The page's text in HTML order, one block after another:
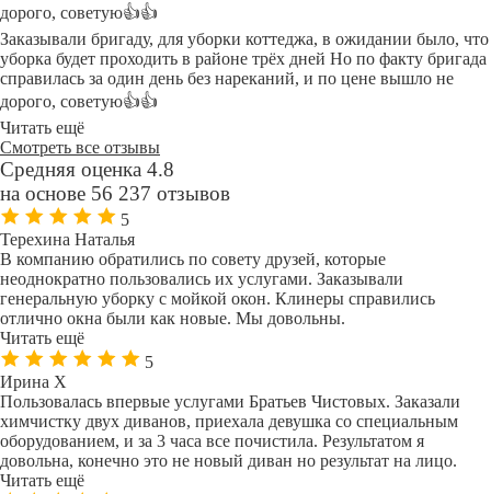
дорого, советую👍👍
Заказывали бригаду, для уборки коттеджа, в ожидании было, что
уборка будет проходить в районе трёх дней Но по факту бригада
справилась за один день без нареканий, и по цене вышло не
дорого, советую👍👍
Читать ещё
Смотреть все отзывы
Средняя оценка 4.8
на основе 56 237 отзывов
5
Терехина Наталья
В компанию обратились по совету друзей, которые
неоднократно пользовались их услугами. Заказывали
генеральную уборку с мойкой окон. Клинеры справились
отлично окна были как новые. Мы довольны.
Читать ещё
5
Ирина Х
Пользовалась впервые услугами Братьев Чистовых. Заказали
химчистку двух диванов, приехала девушка со специальным
оборудованием, и за 3 часа все почистила. Результатом я
довольна, конечно это не новый диван но результат на лицо.
Читать ещё